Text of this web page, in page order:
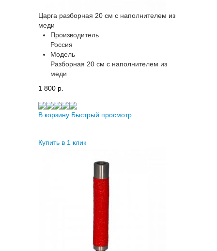
Царга разборная 20 см с наполнителем из
меди
Производитель
Россия
Модель
Разборная 20 см с наполнителем из
меди
1 800 p.
В корзину Быстрый просмотр
Купить в 1 клик